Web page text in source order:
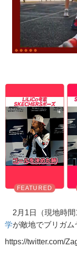
2月1日（現地時間
学が敵地でブリガム
https://twitter.com/